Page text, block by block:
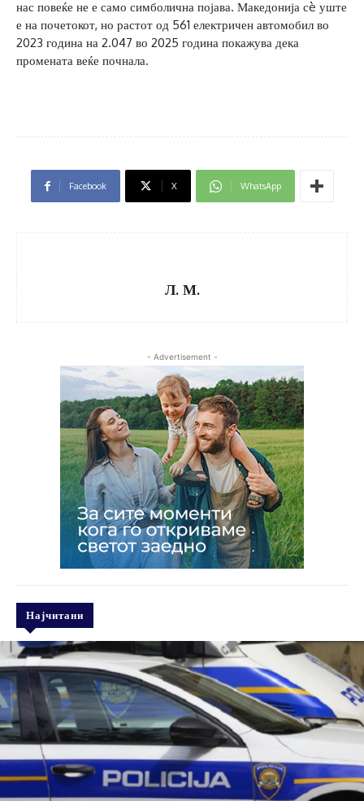
нас повеќе не е само симболична појава. Македонија сè уште
е на почетокот, но растот од 561 електричен автомобил во
2023 година на 2.047 во 2025 година покажува дека
промената веќе почнала.
Facebook X WhatsApp
Л. М.
- Advertisement -
Најчитани